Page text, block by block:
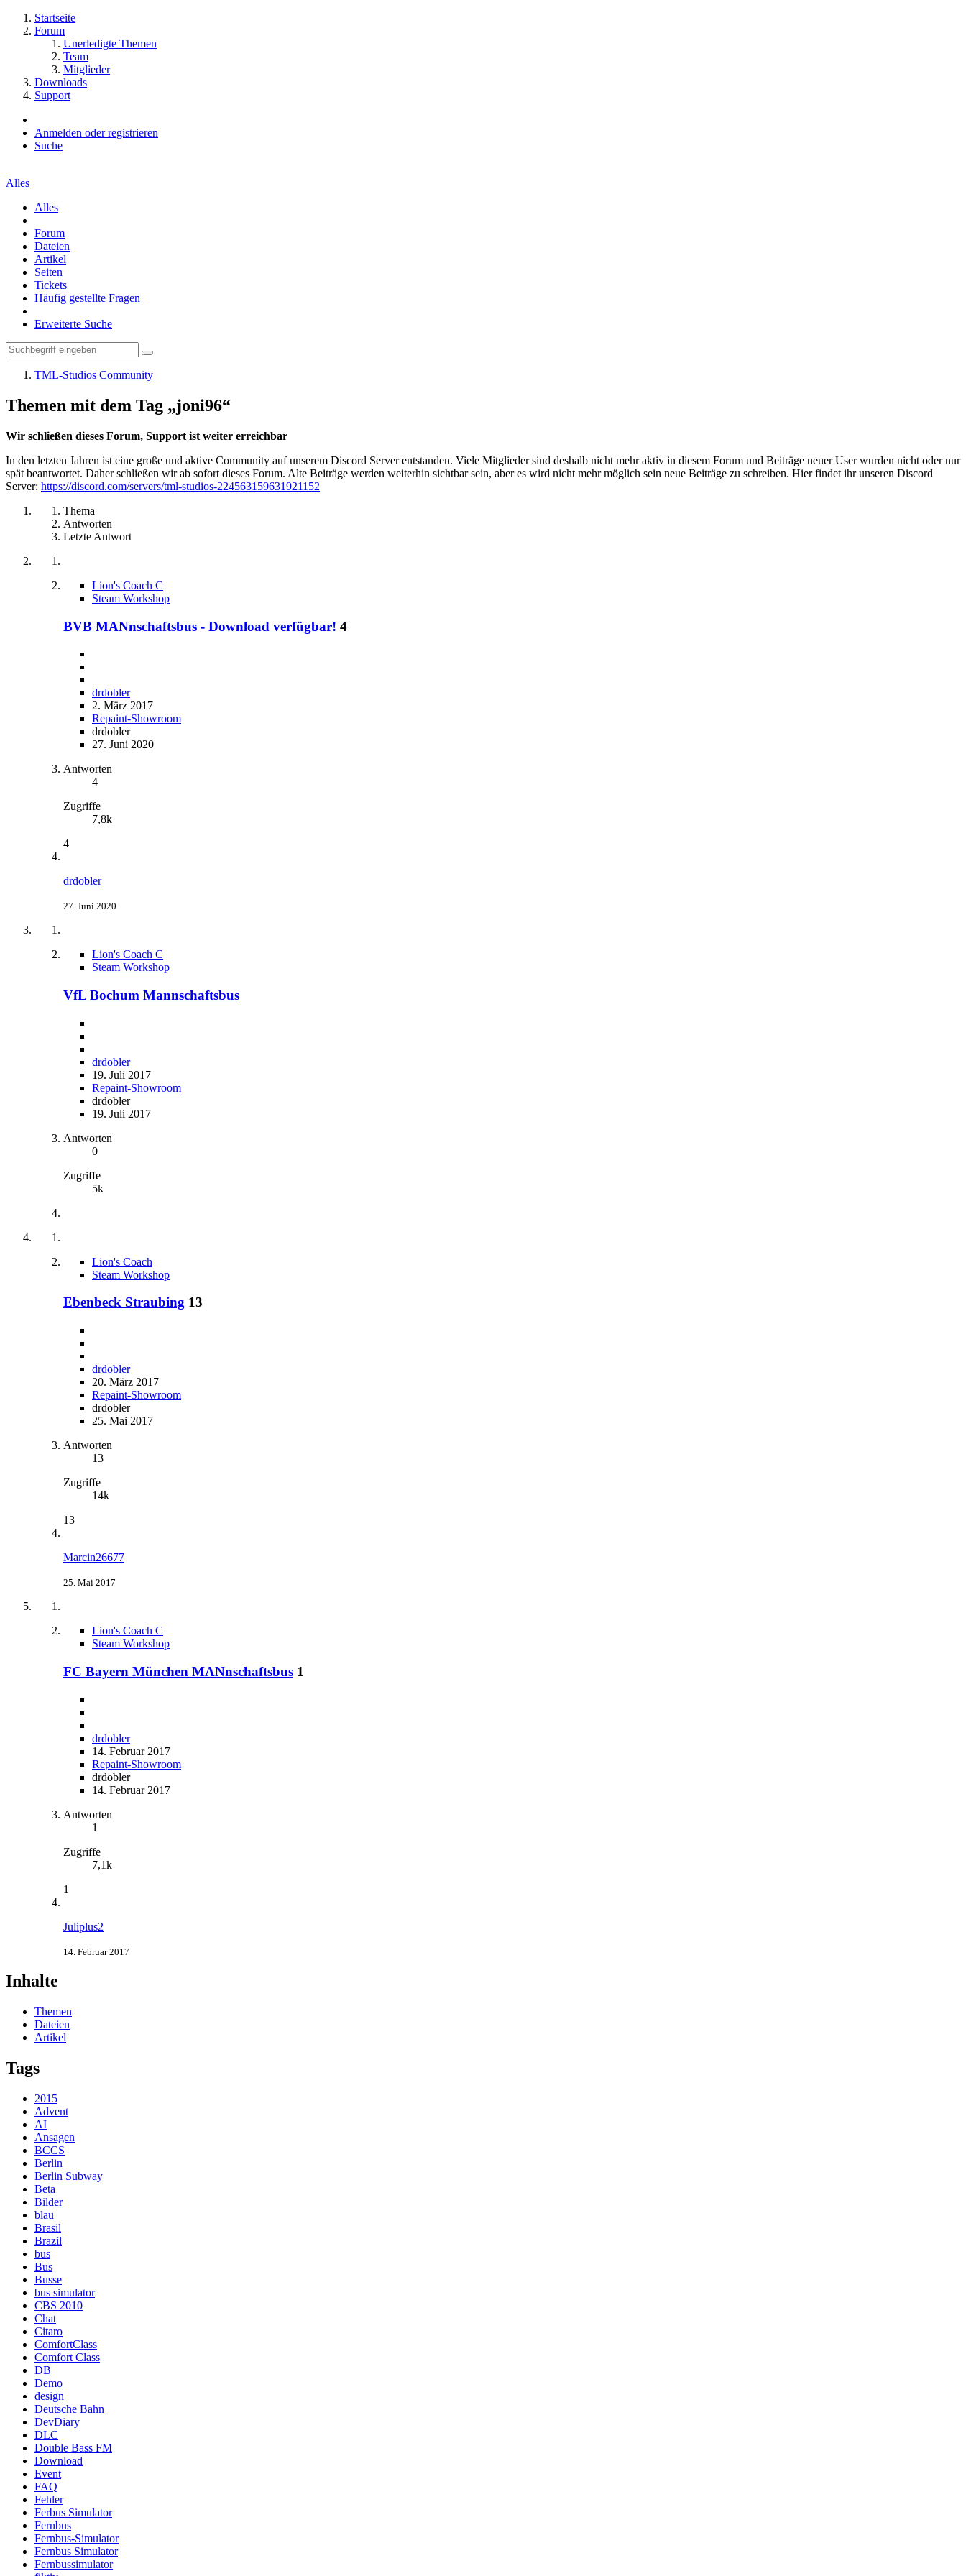
Startseite
Forum
Unerledigte Themen
Team
Mitglieder
Downloads
Support
Anmelden oder registrieren
Suche
Alles
Alles
Forum
Dateien
Artikel
Seiten
Tickets
Häufig gestellte Fragen
Erweiterte Suche
TML-Studios Community
Themen mit dem Tag „joni96“
Wir schließen dieses Forum, Support ist weiter erreichbar
In den letzten Jahren ist eine große und aktive Community auf unserem Discord Server entstanden. Viele Mitglieder sind deshalb nicht mehr aktiv in diesem Forum und Beiträge neuer User wurden nicht oder nur
spät beantwortet. Daher schließen wir ab sofort dieses Forum. Alte Beiträge werden weiterhin sichtbar sein, aber es wird nicht mehr möglich sein neue Beiträge zu schreiben. Hier findet ihr unseren Discord
Server: https://discord.com/servers/tml-studios-224563159631921152
Thema
Antworten
Letzte Antwort
Lion's Coach C
Steam Workshop
BVB MANnschaftsbus - Download verfügbar! 4
drdobler
2. März 2017
Repaint-Showroom
drdobler
27. Juni 2020
Antworten
4
Zugriffe
7,8k
4
drdobler
27. Juni 2020
Lion's Coach C
Steam Workshop
VfL Bochum Mannschaftsbus
drdobler
19. Juli 2017
Repaint-Showroom
drdobler
19. Juli 2017
Antworten
0
Zugriffe
5k
Lion's Coach
Steam Workshop
Ebenbeck Straubing 13
drdobler
20. März 2017
Repaint-Showroom
drdobler
25. Mai 2017
Antworten
13
Zugriffe
14k
13
Marcin26677
25. Mai 2017
Lion's Coach C
Steam Workshop
FC Bayern München MANnschaftsbus 1
drdobler
14. Februar 2017
Repaint-Showroom
drdobler
14. Februar 2017
Antworten
1
Zugriffe
7,1k
1
Juliplus2
14. Februar 2017
Inhalte
Themen
Dateien
Artikel
Tags
2015
Advent
AI
Ansagen
BCCS
Berlin
Berlin Subway
Beta
Bilder
blau
Brasil
Brazil
bus
Bus
Busse
bus simulator
CBS 2010
Chat
Citaro
ComfortClass
Comfort Class
DB
Demo
design
Deutsche Bahn
DevDiary
DLC
Double Bass FM
Download
Event
FAQ
Fehler
Ferbus Simulator
Fernbus
Fernbus-Simulator
Fernbus Simulator
Fernbussimulator